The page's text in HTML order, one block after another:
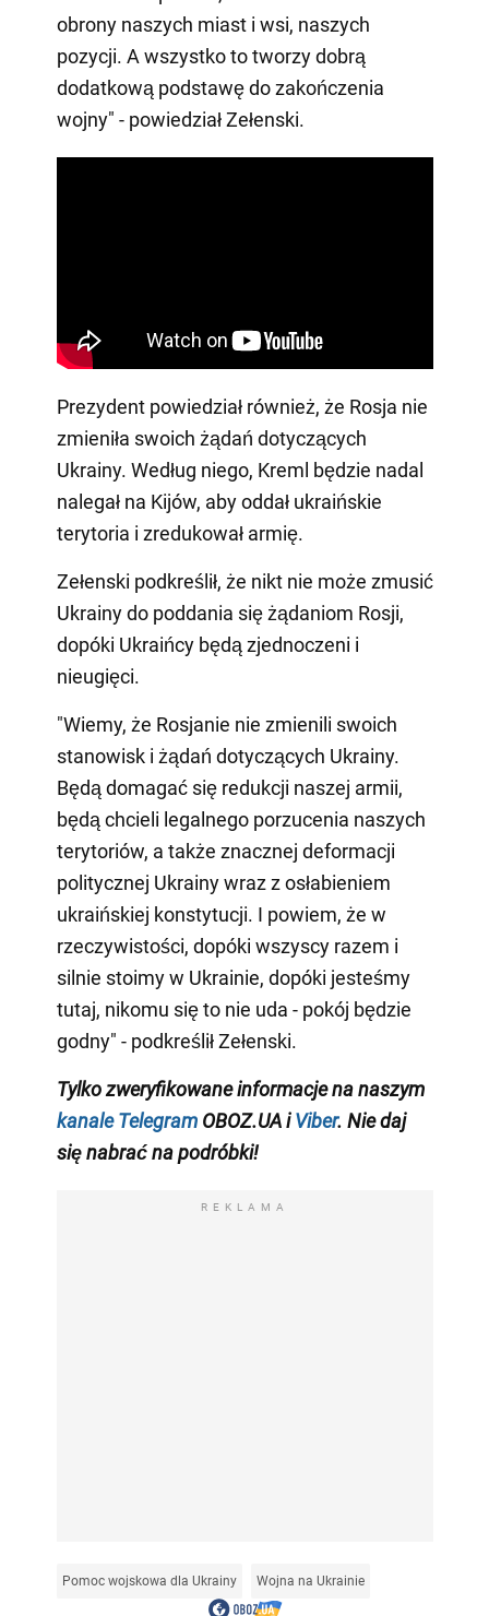
obrony naszych miast i wsi, naszych
pozycji. A wszystko to tworzy dobrą
dodatkową podstawę do zakończenia
wojny" - powiedział Zełenski.
Prezydent powiedział również, że Rosja nie
zmieniła swoich żądań dotyczących
Ukrainy. Według niego, Kreml będzie nadal
nalegał na Kijów, aby oddał ukraińskie
terytoria i zredukował armię.
Zełenski podkreślił, że nikt nie może zmusić
Ukrainy do poddania się żądaniom Rosji,
dopóki Ukraińcy będą zjednoczeni i
nieugięci.
"Wiemy, że Rosjanie nie zmienili swoich
stanowisk i żądań dotyczących Ukrainy.
Będą domagać się redukcji naszej armii,
będą chcieli legalnego porzucenia naszych
terytoriów, a także znacznej deformacji
politycznej Ukrainy wraz z osłabieniem
ukraińskiej konstytucji. I powiem, że w
rzeczywistości, dopóki wszyscy razem i
silnie stoimy w Ukrainie, dopóki jesteśmy
tutaj, nikomu się to nie uda - pokój będzie
godny" - podkreślił Zełenski.
Tylko zweryfikowane informacje na naszym
kanale TelegramOBOZ.UA iViber. Nie daj
się nabrać na podróbki!
REKLAMA
Pomoc wojskowa dla Ukrainy Wojna na Ukrainie